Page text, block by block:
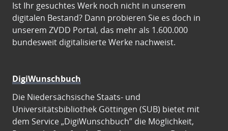
Ist Ihr gesuchtes Werk noch nicht in unserem
digitalen Bestand? Dann probieren Sie es doch in
unserem ZVDD Portal, das mehr als 1.600.000
bundesweit digitalisierte Werke nachweist.
DigiWunschbuch
Die Niedersächsische Staats- und
Universitätsbibliothek Göttingen (SUB) bietet mit
dem Service „DigiWunschbuch” die Möglichkeit,